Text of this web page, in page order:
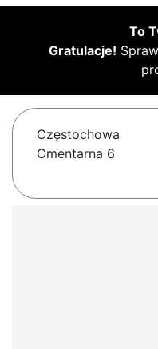
To
Gratulacje!
Częstochowa
Cmentarna 6